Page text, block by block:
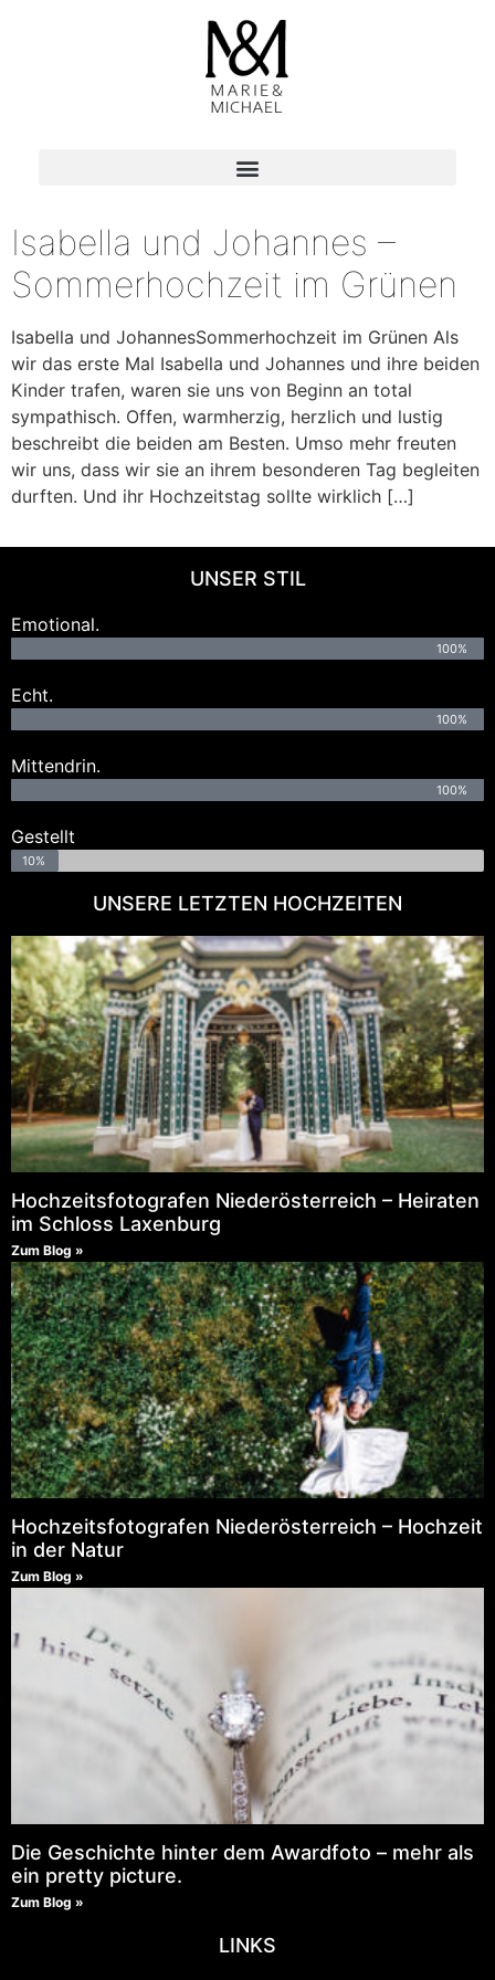
Isabella und Johannes –
Sommerhochzeit im Grünen
Isabella und JohannesSommerhochzeit im Grünen Als
wir das erste Mal Isabella und Johannes und ihre beiden
Kinder trafen, waren sie uns von Beginn an total
sympathisch. Offen, warmherzig, herzlich und lustig
beschreibt die beiden am Besten. Umso mehr freuten
wir uns, dass wir sie an ihrem besonderen Tag begleiten
durften. Und ihr Hochzeitstag sollte wirklich […]
UNSER STIL
Emotional.
100%
Echt.
100%
Mittendrin.
100%
Gestellt
10%
UNSERE LETZTEN HOCHZEITEN
Hochzeitsfotografen Niederösterreich – Heiraten
im Schloss Laxenburg
Zum Blog »
Hochzeitsfotografen Niederösterreich – Hochzeit
in der Natur
Zum Blog »
Die Geschichte hinter dem Awardfoto – mehr als
ein pretty picture.
Zum Blog »
LINKS